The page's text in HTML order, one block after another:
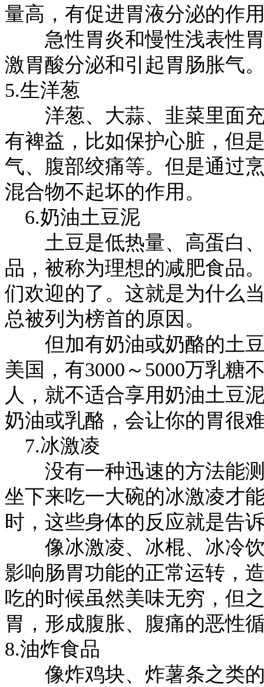
量高，有促进胃液分泌的作
急性胃炎和慢性浅表性胃
激胃酸分泌和引起胃肠胀气
5.生洋葱
洋葱、大蒜、韭菜里面充
有裨益，比如保护心脏，但
气、腹部绞痛等。但是通过
混合物不起坏的作用。
6.奶油土豆泥
土豆是低热量、高蛋白、
品，被称为理想的减肥食品
们欢迎的了。这就是为什么
总被列为榜首的原因。
但加有奶油或奶酪的土豆
美国，有3000～5000万乳糖
人，就不适合享用奶油土豆
奶油或乳酪，会让你的胃很
7.冰激凌
没有一种迅速的方法能测
坐下来吃一大碗的冰激凌才
时，这些身体的反应就是告
像冰激凌、冰棍、冰冷饮
影响肠胃功能的正常运转，
吃的时候虽然美味无穷，但
胃，形成腹胀、腹痛的恶性
8.油炸食品
像炸鸡块、炸薯条之类的